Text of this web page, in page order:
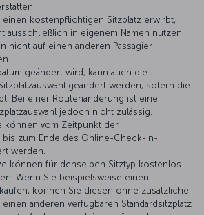
einen kostenpflichtigen Sitzplatz erwirbt,
ausschließlich in eigenem Namen nutzen.
nicht auf einen anderen Passagier
geändert wird, kann auch die
geändert werden, sofern die
Bei einer Routenänderung ist eine
jedoch nicht zulässig.
können vom Zeitpunkt der
bis zum Ende des Online-Check-in-
werden.
können für denselben Sitztyp kostenlos
Wenn Sie beispielsweise einen
können Sie diesen ohne zusätzliche
anderen verfügbaren Standardsitzplatz